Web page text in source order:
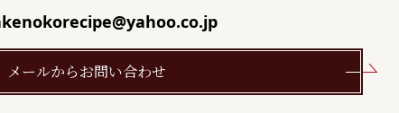
メールからお問い合わせ